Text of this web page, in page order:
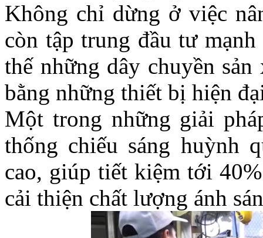
Không chỉ dừng ở việc
còn tập trung đầu tư
thế những dây chuyền
bằng những thiết bị hiện
Một trong những giải
thống chiếu sáng huỳnh
cao, giúp tiết kiệm tới
cải thiện chất lượng ánh